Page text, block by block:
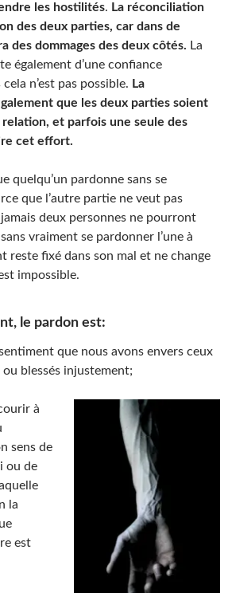
les hostilités. La réconciliation
des deux parties, car dans de
des dommages des deux côtés. La
également d’une confiance
n’est pas possible. La
que les deux parties soient
et parfois une seule des
cet effort.
quelqu’un pardonne sans se
que l’autre partie ne veut pas
deux personnes ne pourront
vraiment se pardonner l’une à
reste fixé dans son mal et ne change
impossible.
le pardon est:
que nous avons envers ceux
blessés injustement;
à
sens de
ou de
la
est